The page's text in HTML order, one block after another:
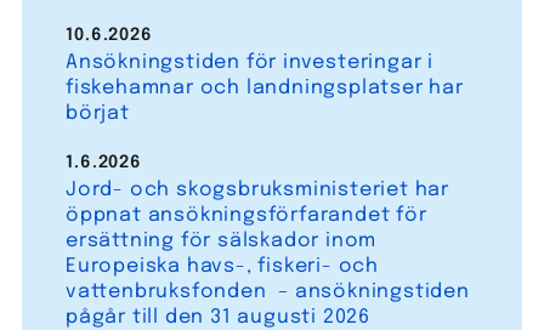
Ansökningstiden för investeringar i
fiskehamnar och landningsplatser har
börjat
10.6.2026
Jord- och skogsbruksministeriet har
öppnat ansökningsförfarandet för
ersättning för sälskador inom
Europeiska havs-, fiskeri- och
vattenbruksfonden – ansökningstiden
pågår till den 31 augusti 2026
1.6.2026